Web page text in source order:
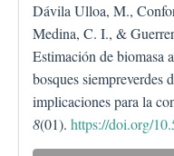
Dávila Ulloa, M.,
Medina, C. I., &
Estimación de biomasa
bosques siempreverdes
implicaciones para la
8(01). https://doi.org/